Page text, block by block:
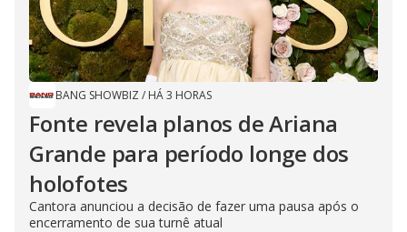
BANG SHOWBIZ / HÁ 3 HORAS
Fonte revela planos de Ariana
Grande para período longe dos
holofotes
Cantora anunciou a decisão de fazer uma pausa após o
encerramento de sua turnê atual